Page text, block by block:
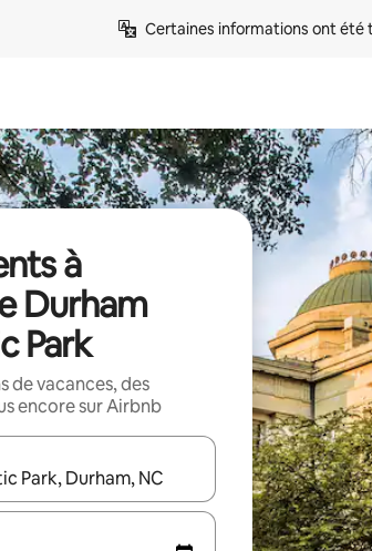
Certaines informations ont
à
Durham
Park
de vacances, des
encore sur Airbnb
utilisez les flèches vers le haut et vers le